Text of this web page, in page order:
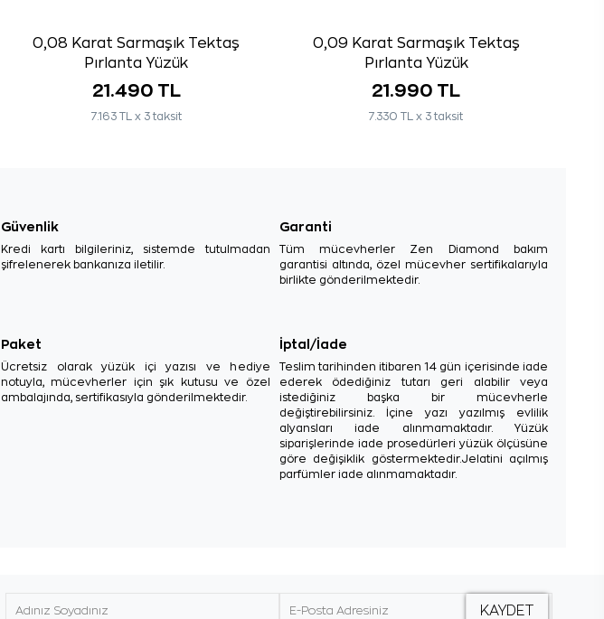
0,08 Karat Sarmaşık Tektaş
Pırlanta Yüzük
21.490 TL
7.163 TL x 3 taksit
0,09 Karat Sarmaşık Tektaş
Pırlanta Yüzük
21.990 TL
7.330 TL x 3 taksit
Güvenlik
Kredi kartı bilgileriniz, sistemde tutulmadan
şifrelenerek bankanıza iletilir.
Garanti
Tüm mücevherler Zen Diamond bakım
garantisi altında, özel mücevher sertifikalarıyla
birlikte gönderilmektedir.
Paket
Ücretsiz olarak yüzük içi yazısı ve hediye
notuyla, mücevherler için şık kutusu ve özel
ambalajında, sertifikasıyla gönderilmektedir.
İptal/İade
Teslim tarihinden itibaren 14 gün içerisinde iade
ederek ödediğiniz tutarı geri alabilir veya
istediğiniz başka bir mücevherle
değiştirebilirsiniz. İçine yazı yazılmış evlilik
alyansları iade alınmamaktadır. Yüzük
siparişlerinde iade prosedürleri yüzük ölçüsüne
göre değişiklik göstermektedir.Jelatini açılmış
parfümler iade alınmamaktadır.